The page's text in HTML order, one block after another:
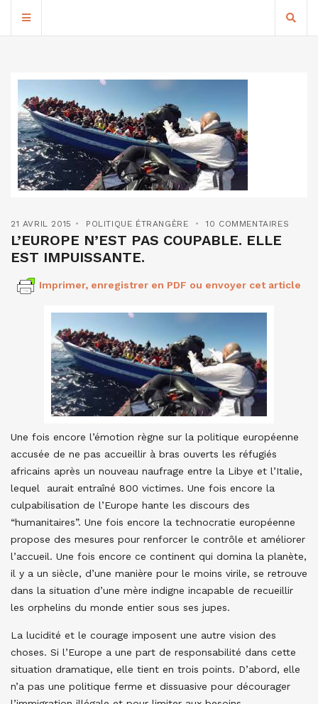
21 AVRIL 2015 POLITIQUE ÉTRANGÈRE 10 COMMENTAIRES
L’EUROPE N’EST PAS COUPABLE. ELLE
EST IMPUISSANTE.
Imprimer, enregistrer en PDF ou envoyer cet article
Une fois encore l’émotion règne sur la politique européenne
accusée de ne pas accueillir à bras ouverts les réfugiés
africains après un nouveau naufrage entre la Libye et l’Italie,
lequel aurait entraîné 800 victimes. Une fois encore la
culpabilisation de l’Europe hante les discours des
“humanitaires”. Une fois encore la technocratie européenne
propose des mesures pour renforcer le contrôle et améliorer
l’accueil. Une fois encore ce continent qui domina la planète,
il y a un siècle, d’une manière pour le moins virile, se retrouve
dans la situation d’une mère indigne incapable de recueillir
les orphelins du monde entier sous ses jupes.
La lucidité et le courage imposent une autre vision des
choses. Si l’Europe a une part de responsabilité dans cette
situation dramatique, elle tient en trois points. D’abord, elle
n’a pas une politique ferme et dissuasive pour décourager